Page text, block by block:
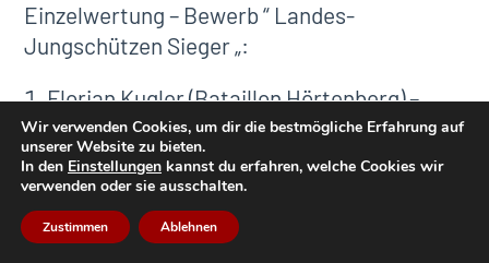
Einzelwertung – Bewerb “ Landes-
Jungschützen Sieger „:
Florian Kugler (Bataillon Hörtenberg) –
103,5 Ringe
Xaver Zangerl (Bataillon Sonnenburg) –
103,2 Ringe
Paul Stray (Bataillon Schwaz) – 102,7 Ringe
Wir verwenden Cookies, um dir die bestmögliche Erfahrung auf
unserer Website zu bieten.
In den Einstellungen kannst du erfahren, welche Cookies wir
verwenden oder sie ausschalten.
Zustimmen Ablehnen